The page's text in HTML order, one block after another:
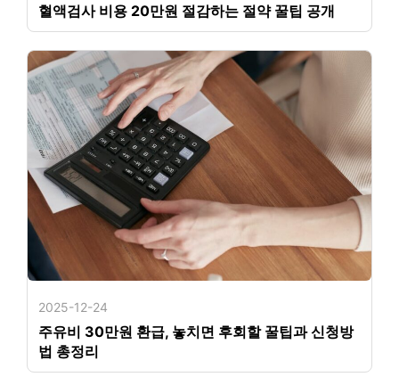
혈액검사 비용 20만원 절감하는 절약 꿀팁 공개
2025-12-24
주유비 30만원 환급, 놓치면 후회할 꿀팁과 신청방
법 총정리